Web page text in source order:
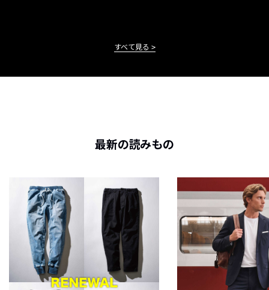
すべて見る
最新の読みもの